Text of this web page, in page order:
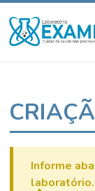
Informe